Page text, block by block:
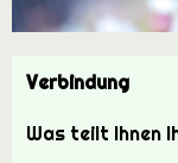
Verbindung
Was teilt Ihnen
Was sagt Ihnen